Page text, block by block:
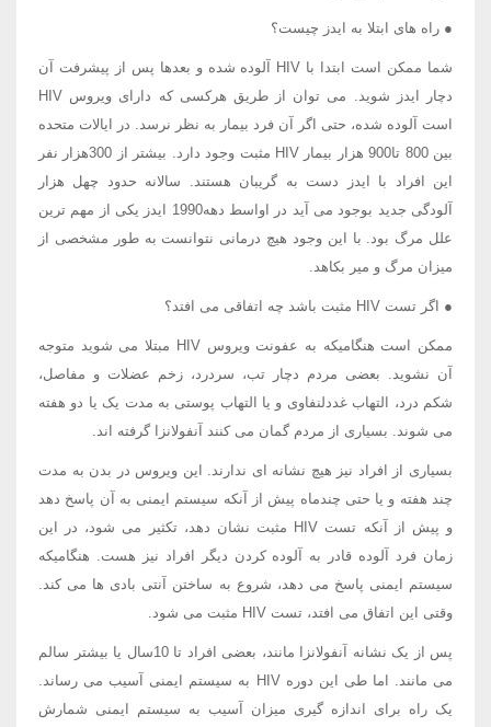
● راه های ابتلا به ایدز چیست؟
شما ممکن است ابتدا با HIV آلوده شده و بعدها پس از پیشرفت آن
دچار ایدز شوید. می توان از طریق هرکسی که دارای ویروس HIV
است آلوده شده، حتی اگر آن فرد بیمار به نظر نرسد. در ایالات متحده
بین 800 تا900 هزار بیمار HIV مثبت وجود دارد. بیشتر از 300هزار نفر
این افراد با ایدز دست به گریبان هستند. سالانه حدود چهل هزار
آلودگی جدید بوجود می آید در اواسط دهه1990 ایدز یکی از مهم ترین
علل مرگ بود. با این وجود هیچ درمانی نتوانست به طور مشخصی از
میزان مرگ و میر بکاهد.
● اگر تست HIV مثبت باشد چه اتفاقی می افتد؟
ممکن است هنگامیکه به عفونت ویروس HIV مبتلا می شوید متوجه
آن نشوید. بعضی مردم دچار تب، سردرد، زخم عضلات و مفاصل،
شکم درد، التهاب غددلنفاوی و یا التهاب پوستی به مدت یک یا دو هفته
می شوند. بسیاری از مردم گمان می کنند آنفولانزا گرفته اند.
بسیاری از افراد نیز هیچ نشانه ای ندارند. این ویروس در بدن به مدت
چند هفته و یا حتی چندماه پیش از آنکه سیستم ایمنی به آن پاسخ دهد
و پیش از آنکه تست HIV مثبت نشان دهد، تکثیر می شود، در این
زمان فرد آلوده قادر به آلوده کردن دیگر افراد نیز هست. هنگامیکه
سیستم ایمنی پاسخ می دهد، شروع به ساختن آنتی بادی ها می کند.
وقتی این اتفاق می افتد، تست HIV مثبت می شود.
پس از یک نشانه آنفولانزا مانند، بعضی افراد تا 10سال یا بیشتر سالم
می مانند. اما طی این دوره HIV به سیستم ایمنی آسیب می رساند.
یک راه برای اندازه گیری میزان آسیب به سیستم ایمنی شمارش